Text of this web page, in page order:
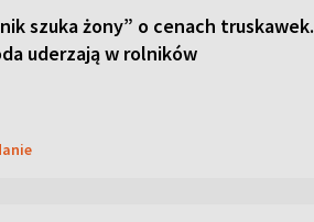
szuka żony” o cenach truskawek.
uderzają w rolników